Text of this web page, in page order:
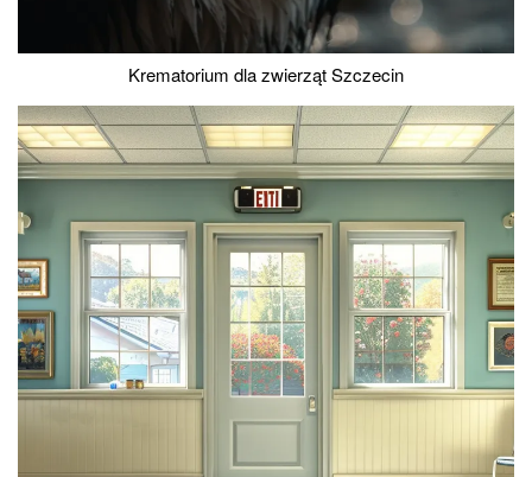
Krematorium dla zwierząt Szczecin